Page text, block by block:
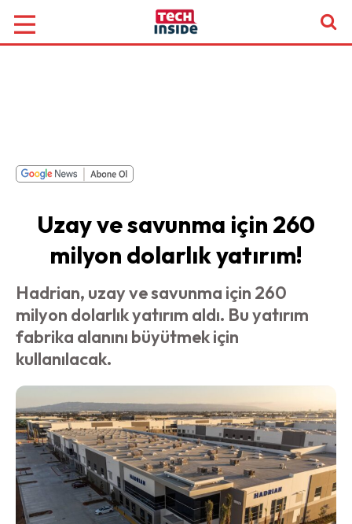
Uzay ve savunma için 260
milyon dolarlık yatırım!
Hadrian, uzay ve savunma için 260
milyon dolarlık yatırım aldı. Bu yatırım
fabrika alanını büyütmek için
kullanılacak.